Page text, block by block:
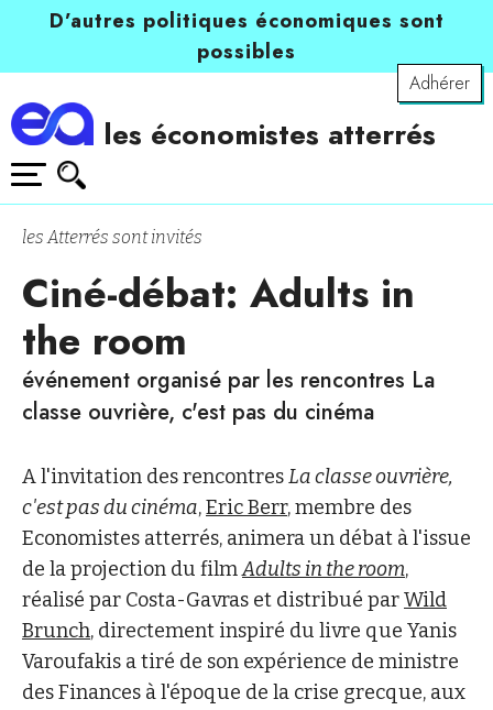
D’autres politiques économiques sont
possibles
Adhérer
les économistes atterrés
les Atterrés sont invités
Ciné-débat: Adults in
the room
événement organisé par les rencontres La
classe ouvrière, c'est pas du cinéma
A l'invitation des rencontresLa classe ouvrière,
c'est pas du cinéma,Eric Berr, membre des
Economistes atterrés, animera un débat à l'issue
de la projection du filmAdults in the room,
réalisé par Costa-Gavras et distribué parWild
Brunch, directement inspiré du livre que Yanis
Varoufakis a tiré de son expérience de ministre
des Finances à l'époque de la crise grecque, aux